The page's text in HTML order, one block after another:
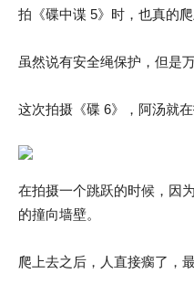
拍《碟中谍 5》时，也真的
虽然说有安全绳保护，但是
这次拍摄《碟 6》，阿汤就在
在拍摄一个跳跃的时候，因
的撞向墙壁。
爬上去之后，人直接瘸了，